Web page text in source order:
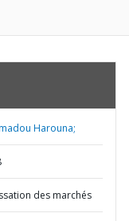
Harouna;
des marchés